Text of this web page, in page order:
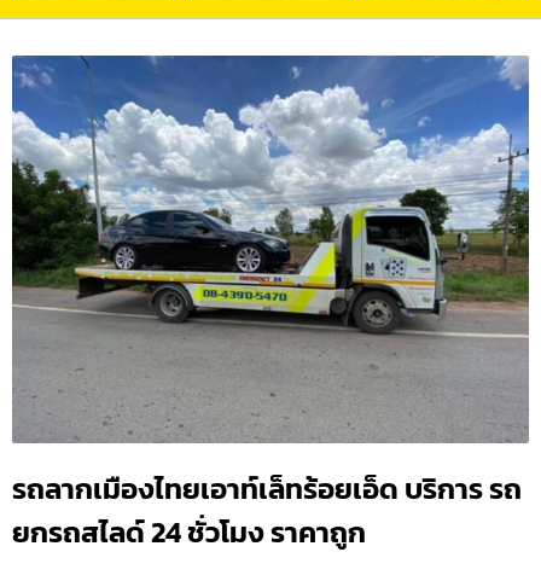
รถลากเมืองไทยเอาท์เล็ทร้อยเอ็ด บริการ รถ
ยกรถสไลด์ 24 ชั่วโมง ราคาถูก